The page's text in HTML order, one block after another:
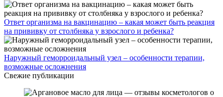
Ответ организма на вакцинацию – какая может быть реакция
на прививку от столбняка у взрослого и ребенка?
Наружный геморроидальный узел – особенности терапии,
возможные осложнения
Свежие публикации